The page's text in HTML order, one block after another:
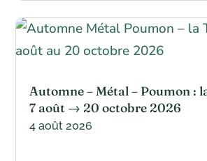
Automne – Métal – Poumon :
7 août → 20 octobre 2026
4 août 2026